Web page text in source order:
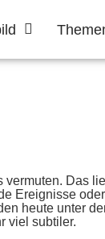
Das
Ereignisse
heute unter
viel subtiler.